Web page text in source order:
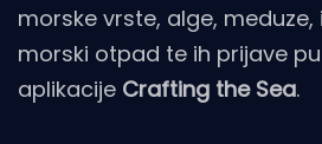
morske vrste, alge, meduze,
morski otpad te ih prijave
aplikacije Crafting the Sea.